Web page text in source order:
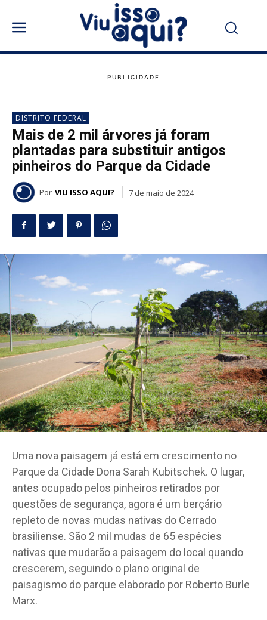
DISTRITO FEDERAL
Mais de 2 mil árvores já foram
plantadas para substituir antigos
pinheiros do Parque da Cidade
Por VIU ISSO AQUI? 7 de maio de 2024
Uma nova paisagem já está em crescimento no
Parque da Cidade Dona Sarah Kubitschek. O lugar,
antes ocupado pelos pinheiros retirados por
questões de segurança, agora é um berçário
repleto de novas mudas nativas do Cerrado
brasiliense. São 2 mil mudas de 65 espécies
nativas que mudarão a paisagem do local quando
crescerem, seguindo o plano original de
paisagismo do parque elaborado por Roberto Burle
Marx.